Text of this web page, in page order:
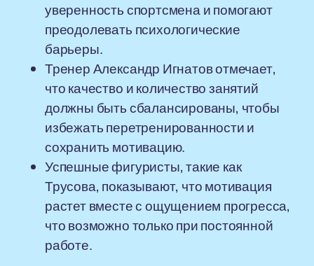
уверенность спортсмена и помогают
преодолевать психологические
барьеры.
Тренер Александр Игнатов отмечает,
что качество и количество занятий
должны быть сбалансированы, чтобы
избежать перетренированности и
сохранить мотивацию.
Успешные фигуристы, такие как
Трусова, показывают, что мотивация
растет вместе с ощущением прогресса,
что возможно только при постоянной
работе.